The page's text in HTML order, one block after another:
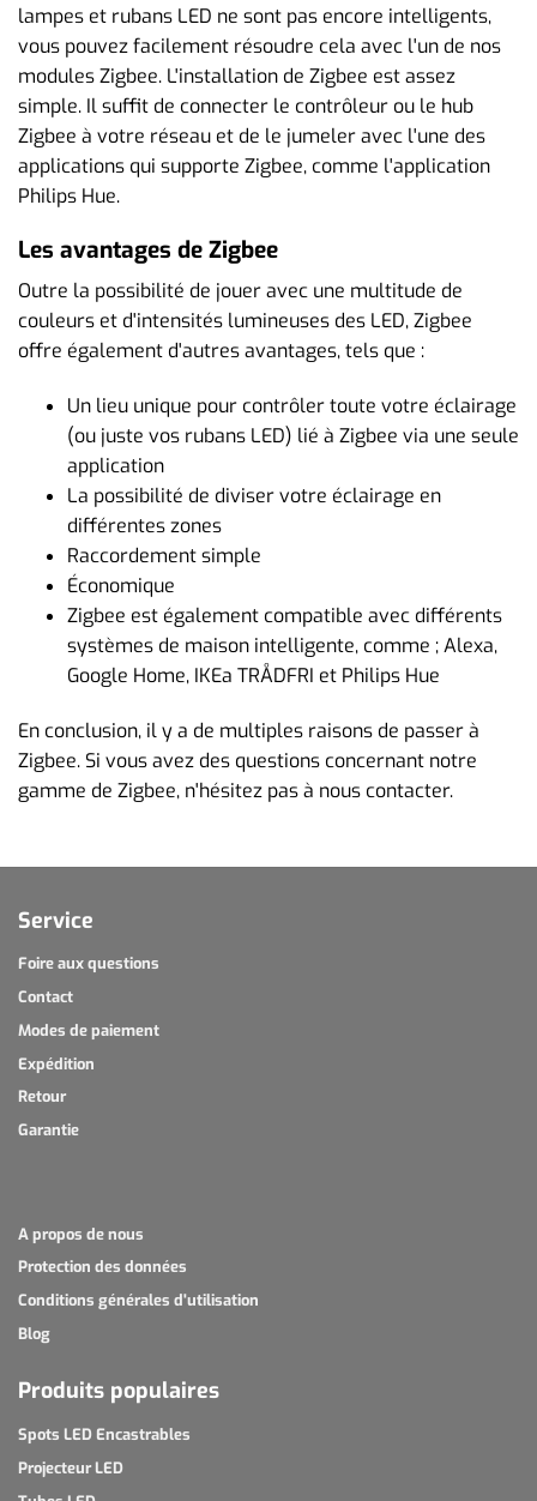
lampes et rubans LED ne sont pas encore intelligents,
vous pouvez facilement résoudre cela avec l'un de nos
modules Zigbee. L'installation de Zigbee est assez
simple. Il suffit de connecter le contrôleur ou le hub
Zigbee à votre réseau et de le jumeler avec l'une des
applications qui supporte Zigbee, comme l'application
Philips Hue.
Les avantages de Zigbee
Outre la possibilité de jouer avec une multitude de
couleurs et d'intensités lumineuses des LED, Zigbee
offre également d'autres avantages, tels que :
Un lieu unique pour contrôler toute votre éclairage
(ou juste vos rubans LED) lié à Zigbee via une seule
application
La possibilité de diviser votre éclairage en
différentes zones
Raccordement simple
Économique
Zigbee est également compatible avec différents
systèmes de maison intelligente, comme ; Alexa,
Google Home, IKEa TRÅDFRI et Philips Hue
En conclusion, il y a de multiples raisons de passer à
Zigbee. Si vous avez des questions concernant notre
gamme de Zigbee, n'hésitez pas à nous contacter.
Service
Foire aux questions
Contact
Modes de paiement
Expédition
Retour
Garantie
A propos de nous
Protection des données
Conditions générales d'utilisation
Blog
Produits populaires
Spots LED Encastrables
Projecteur LED